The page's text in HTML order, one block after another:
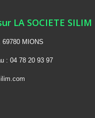
LA SOCIETE SILIM
69780 MIONS
: 04 78 20 93 97